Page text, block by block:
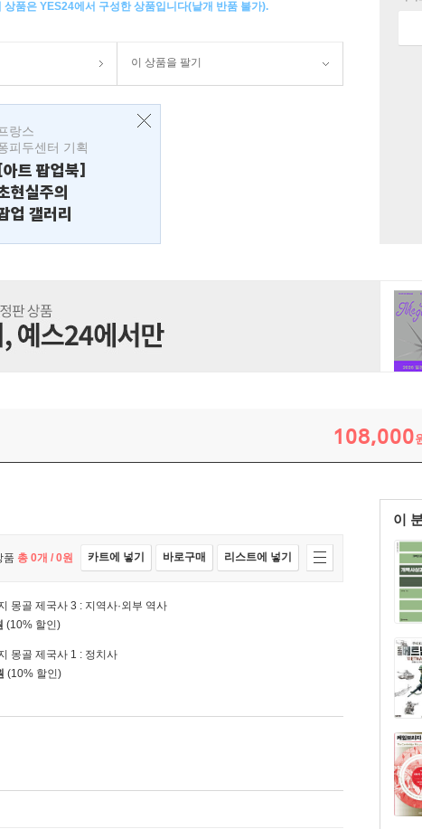
상품은 YES24에서 구성한 상품입니다(낱개 반품 불가).
이 상품을 팔기
랑스
피두센터 기획
[아트 팝업북]
현실주의
업 갤러리
108,000
이
품 총 0개 / 0원 카트에 넣기 바로구매 리스트에 넣기
몽골 제국사 3 : 지역사·외부 역사
(10% 할인)
몽골 제국사 1 : 정치사
(10% 할인)